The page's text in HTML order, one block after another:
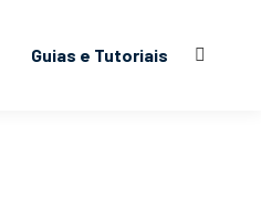
Guias e Tutoriais Search: